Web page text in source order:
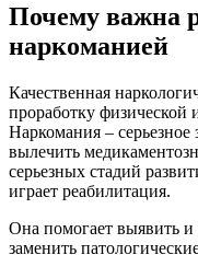
Почему важна
наркоманией
Качественная
проработку физической
Наркомания – серьезное
вылечить
серьезных стадий
играет реабилитация.
Она помогает выявить
заменить